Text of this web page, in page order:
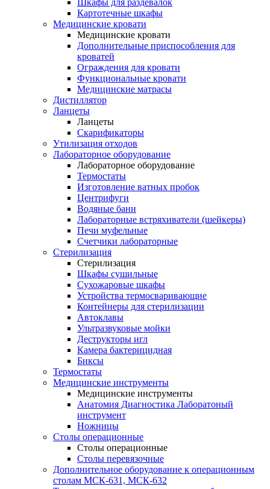
Шкафы для раздевалок
Картотечные шкафы
Медицинские кровати
Медицинские кровати
Дополнительные приспособления для
кроватей
Ограждения для кровати
Функциональные кровати
Медицинские матрасы
Дистиллятор
Ланцеты
Ланцеты
Скарификаторы
Утилизация отходов
Лабораторное оборудование
Лабораторное оборудование
Термостаты
Изготовление ватных пробок
Центрифуги
Водяные бани
Лабораторные встряхиватели (шейкеры)
Печи муфельные
Счетчики лабораторные
Стерилизация
Стерилизация
Шкафы сушильные
Сухожаровые шкафы
Устройства термосваривающие
Контейнеры для стерилизации
Автоклавы
Ультразвуковые мойки
Деструкторы игл
Камера бактерицидная
Биксы
Термостаты
Медицинские инструменты
Медицинские инструменты
Анатомия Диагностика Лаборатоный
инструмент
Ножницы
Столы операционные
Столы операционные
Столы перевязочные
Дополнительное оборудование к операционным
столам МСК-631, МСК-632